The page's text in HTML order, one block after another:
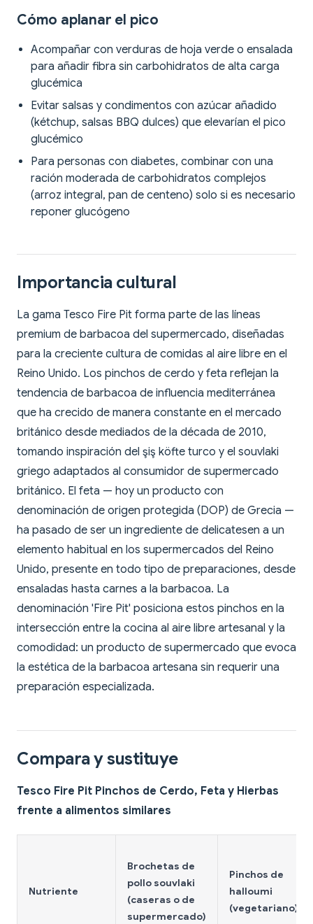
Cómo aplanar el pico
Acompañar con verduras de hoja verde o ensalada
para añadir fibra sin carbohidratos de alta carga
glucémica
Evitar salsas y condimentos con azúcar añadido
(kétchup, salsas BBQ dulces) que elevarían el pico
glucémico
Para personas con diabetes, combinar con una
ración moderada de carbohidratos complejos
(arroz integral, pan de centeno) solo si es necesario
reponer glucógeno
Importancia cultural
La gama Tesco Fire Pit forma parte de las líneas
premium de barbacoa del supermercado, diseñadas
para la creciente cultura de comidas al aire libre en el
Reino Unido. Los pinchos de cerdo y feta reflejan la
tendencia de barbacoa de influencia mediterránea
que ha crecido de manera constante en el mercado
británico desde mediados de la década de 2010,
tomando inspiración del şiş köfte turco y el souvlaki
griego adaptados al consumidor de supermercado
británico. El feta — hoy un producto con
denominación de origen protegida (DOP) de Grecia —
ha pasado de ser un ingrediente de delicatesen a un
elemento habitual en los supermercados del Reino
Unido, presente en todo tipo de preparaciones, desde
ensaladas hasta carnes a la barbacoa. La
denominación 'Fire Pit' posiciona estos pinchos en la
intersección entre la cocina al aire libre artesanal y la
comodidad: un producto de supermercado que evoca
la estética de la barbacoa artesana sin requerir una
preparación especializada.
Compara y sustituye
Tesco Fire Pit Pinchos de Cerdo, Feta y Hierbas
frente a alimentos similares
Nutriente
Brochetas de
pollo souvlaki
(caseras o de
supermercado)
Pinchos de
halloumi
(vegetariano)